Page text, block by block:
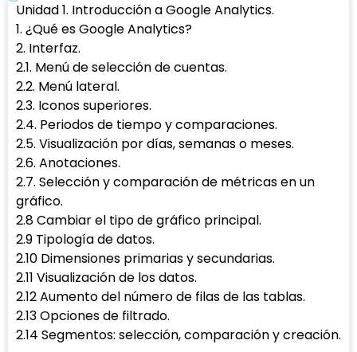
Unidad 1. Introducción a Google Analytics.
1. ¿Qué es Google Analytics?
2. Interfaz.
2.1. Menú de selección de cuentas.
2.2. Menú lateral.
2.3. Iconos superiores.
2.4. Periodos de tiempo y comparaciones.
2.5. Visualización por días, semanas o meses.
2.6. Anotaciones.
2.7. Selección y comparación de métricas en un
gráfico.
2.8 Cambiar el tipo de gráfico principal.
2.9 Tipología de datos.
2.10 Dimensiones primarias y secundarias.
2.11 Visualización de los datos.
2.12 Aumento del número de filas de las tablas.
2.13 Opciones de filtrado.
2.14 Segmentos: selección, comparación y creación.